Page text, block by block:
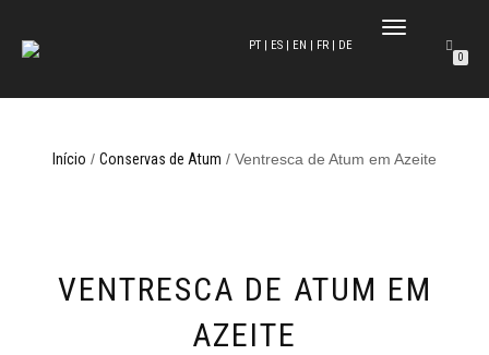
ALTERNAR A
PT | ES | EN | FR | DE
0
Início / Conservas de Atum / Ventresca de Atum em Azeite
VENTRESCA DE ATUM EM
AZEITE